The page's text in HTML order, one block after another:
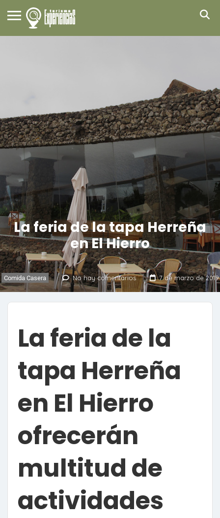
La feria de la tapa Herreña
en El Hierro
Comida Casera No hay comentarios 7 de marzo de 2019
La feria de la
tapa Herreña
en El Hierro
ofrecerán
multitud de
actividades